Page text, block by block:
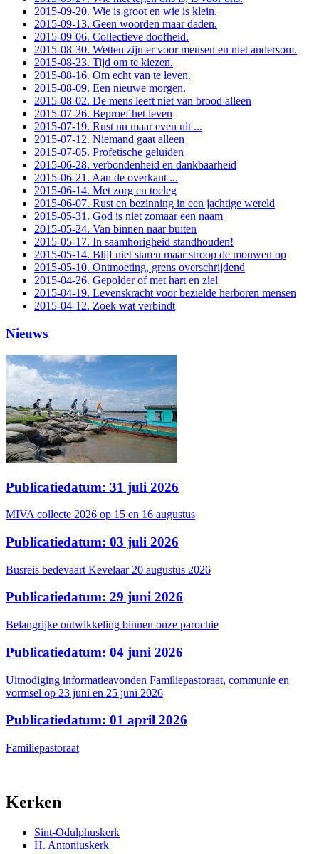
2015-09-20. Wie is groot en wie is klein.
2015-09-13. Geen woorden maar daden.
2015-09-06. Collectieve doofheid.
2015-08-30. Wetten zijn er voor mensen en niet andersom.
2015-08-23. Tijd om te kiezen.
2015-08-16. Om echt van te leven.
2015-08-09. Een nieuwe morgen.
2015-08-02. De mens leeft niet van brood alleen
2015-07-26. Beproef het leven
2015-07-19. Rust nu maar even uit ...
2015-07-12. Niemand gaat alleen
2015-07-05. Profetische geluiden
2015-06-28. verbondenheid en dankbaarheid
2015-06-21. Aan de overkant ...
2015-06-14. Met zorg en toeleg
2015-06-07. Rust en bezinning in een jachtige wereld
2015-05-31. God is niet zomaar een naam
2015-05-24. Van binnen naar buiten
2015-05-17. In saamhorigheid standhouden!
2015-05-14. Blijf niet staren maar stroop de mouwen op
2015-05-10. Ontmoeting, grens overschrijdend
2015-04-26. Gepolder of met hart en ziel
2015-04-19. Levenskracht voor bezielde herboren mensen
2015-04-12. Zoek wat verbindt
Nieuws
Publicatiedatum: 31 juli 2026
MIVA collecte 2026 op 15 en 16 augustus
Publicatiedatum: 03 juli 2026
Busreis bedevaart Kevelaar 20 augustus 2026
Publicatiedatum: 29 juni 2026
Belangrijke ontwikkeling binnen onze parochie
Publicatiedatum: 04 juni 2026
Uitnodiging informatieavonden Familiepastoraat, communie en
vormsel op 23 juni en 25 juni 2026
Publicatiedatum: 01 april 2026
Familiepastoraat
Kerken
Sint-Odulphuskerk
H. Antoniuskerk